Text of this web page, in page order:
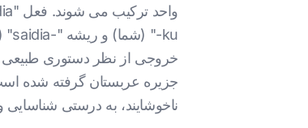
جزیره عربستان گرفته شده
ناخوشایند، به درستی شناسایی